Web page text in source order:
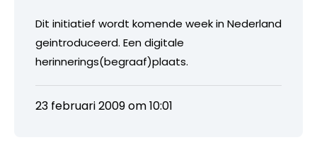
Dit initiatief wordt komende week in Nederland
geintroduceerd. Een digitale
herinnerings(begraaf)plaats.
23 februari 2009 om 10:01